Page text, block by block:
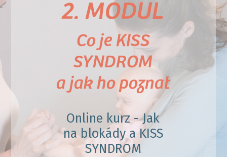
2. MODUL
Co je KISS
SYNDROM
a jak ho poznat
Online kurz - Jak
na blokády a KISS
SYNDROM